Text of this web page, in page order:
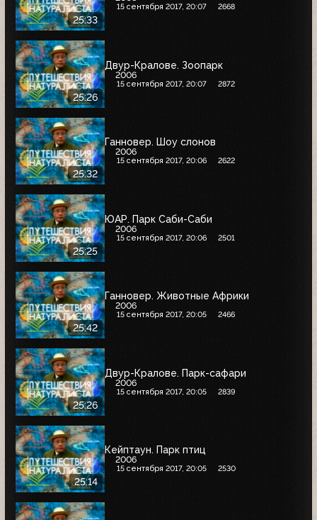
25:33
15 сентября 2017, 20:07 2668
25:26
Двур-Кралове. Зоопарк
2006
15 сентября 2017, 20:07 2872
25:32
Ганновер. Шоу слонов
2006
15 сентября 2017, 20:06 2622
25:25
ЮАР. Парк Саби-Саби
2006
15 сентября 2017, 20:06 2501
25:42
Ганновер. Животные Африки
2006
15 сентября 2017, 20:05 2466
25:26
Двур-Кралове. Парк-сафари
2006
15 сентября 2017, 20:05 2839
25:14
Кейптаун. Парк птиц
2006
15 сентября 2017, 20:05 2530